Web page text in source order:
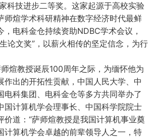
科技进步二等奖。这家起源于高校实验
师煊学术科研精神在数字经济时代最鲜
，电科金仓持续资助NDBC学术会议，
论文奖”，以薪火相传的坚定信念，为行
煊教授诞辰100周年之际，为缅怀他为
作出的开拓性贡献，中国人民大学、中
电科集团、电科金仓等多方共同举办了
国计算机学会理事长、中国科学院院士
价道：“萨师煊教授是我国计算机事业奠
计算机学会卓越的前辈领导人之一，特